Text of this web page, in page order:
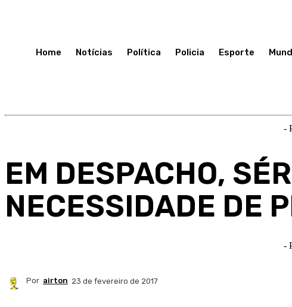
Home Notícias Política Policia Esporte
-
EM DESPACHO,
NECESSIDADE DE
-
Por airton 23 de fevereiro de 2017